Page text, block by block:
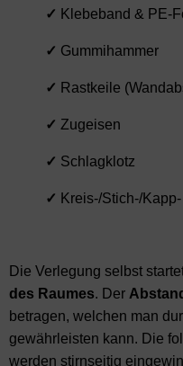
✓ Klebeband & PE-
✓ Gummihammer
✓ Rastkeile
✓ Zugeisen
✓ Schlagklotz
✓ Kreis-/Stich-/
Die Verlegung selbst
des Raumes. Der
betragen, welchen man
gewährleisten kann. Die
werden stirnseitig